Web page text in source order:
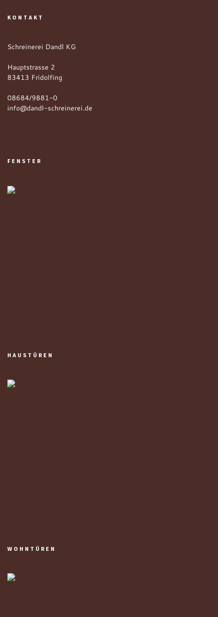
KONTAKT
Schreinerei Dandl KG
Hauptstrasse 2
83413 Fridolfing
08684/9881-0
info@dandl-schreinerei.de
FENSTER
HAUSTÜREN
WOHNTÜREN